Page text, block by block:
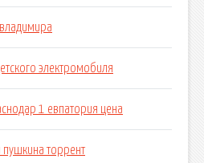
электромобиля
1 евпатория цена
пушкина торрент